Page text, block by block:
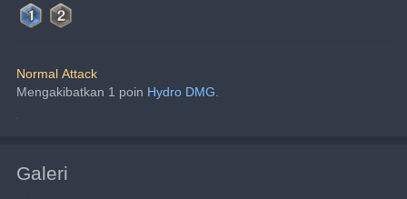
Normal Attack
Mengakibatkan 1 poin Hydro DMG
Galeri